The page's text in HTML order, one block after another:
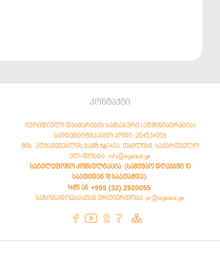
კონტაქტი
იურიდიული დახმარების სამსახური (ადმინისტრაცია)
საიდენტიფიკაციო კოდი: 204534058
მის: აღმაშენებლის გამზ №140ა, თბილისი, საქართველო
ელ-ფოსტა: info@legalaid.ge
სატელეფონო კონსულტაცია (სამუშაო დღეებში 10
საათიდან 18 საათამდე):
1485 ან +995 (32) 2920055
საზოგადოებასთან ურთიერთობა: pr@legalaid.ge